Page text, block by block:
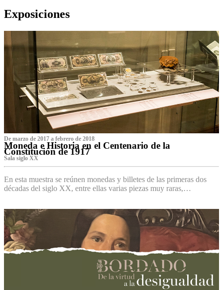
Exposiciones
De marzo de 2017 a febrero de 2018
Moneda e Historia en el Centenario de la
Constitución de 1917
Sala siglo XX
En esta muestra se reúnen monedas y billetes de las primeras dos
décadas del siglo XX, entre ellas varias piezas muy raras,…